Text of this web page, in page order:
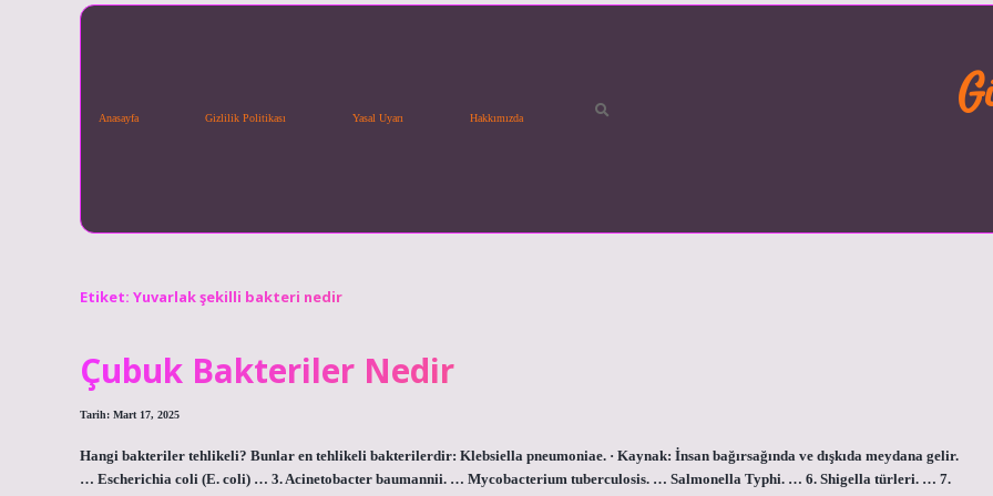
Anasayfa Gizlilik Politikası Yasal Uyarı Hakkımızda
Etiket: Yuvarlak şekilli bakteri nedir
Çubuk Bakteriler Nedir
Tarih: Mart 17, 2025
Hangi bakteriler tehlikeli? Bunlar en tehlikeli bakterilerdir: Klebsiella pneumoniae. · Kaynak: İnsan bağırsağında ve dışkıda meydana gelir.
… Escherichia coli (E. coli) … 3. Acinetobacter baumannii. … Mycobacterium tuberculosis. … Salmonella Typhi. … 6. Shigella türleri. … 7.